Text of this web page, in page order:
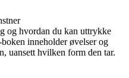
og hvordan du kan uttrykke
inneholder øvelser og
uansett hvilken form den tar.